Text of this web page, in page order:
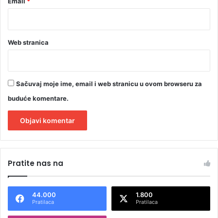
Web stranica
Sačuvaj moje ime, email i web stranicu u ovom browseru za
buduće komentare.
t
n
Pratite nas na
44.000
Pratilaca
1.800
Pratilaca